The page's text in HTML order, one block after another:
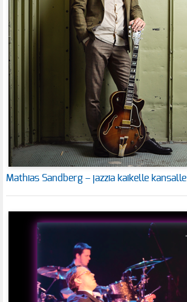
Mathias Sandberg – jazzia kaikelle kansalle